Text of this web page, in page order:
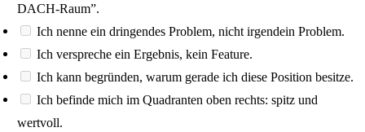
DACH-Raum”.
Ich nenne ein dringendes Problem, nicht irgendein Problem.
Ich verspreche ein Ergebnis, kein Feature.
Ich kann begründen, warum gerade ich diese Position besitze.
Ich befinde mich im Quadranten oben rechts: spitz und
wertvoll.